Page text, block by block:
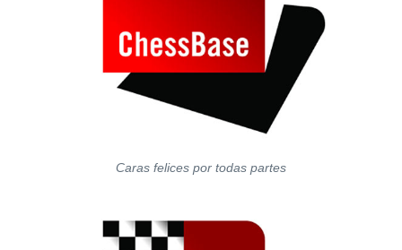
Caras felices por todas partes